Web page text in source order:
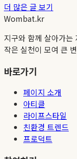
더 많은 글 보기
Wombat.kr
지구와 함께 살아가는
작은 실천이 모여 큰
바로가기
페이지 소개
아티클
라이프스타일
친환경 트렌드
프로덕트